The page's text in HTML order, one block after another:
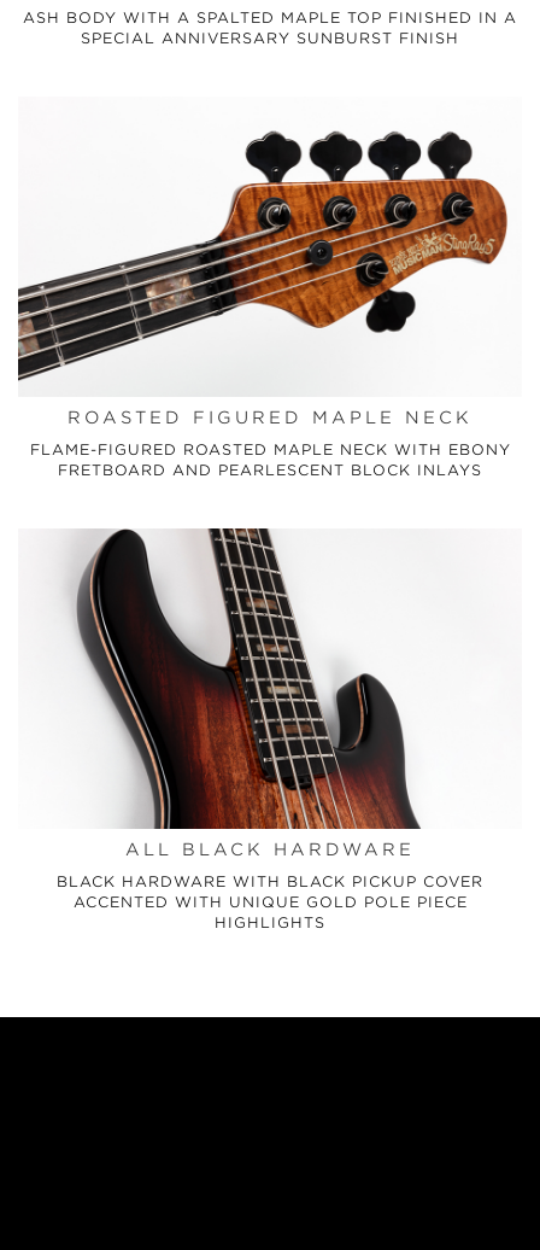
ASH BODY WITH A SPALTED MAPLE TOP FINISHED IN A
SPECIAL ANNIVERSARY SUNBURST FINISH
ROASTED FIGURED MAPLE NECK
FLAME-FIGURED ROASTED MAPLE NECK WITH EBONY
FRETBOARD AND PEARLESCENT BLOCK INLAYS
ALL BLACK HARDWARE
BLACK HARDWARE WITH BLACK PICKUP COVER
ACCENTED WITH UNIQUE GOLD POLE PIECE
HIGHLIGHTS